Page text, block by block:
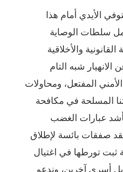
الأيدي أمام هذا
سلطات الوصاية
والأخلاقية
الانهيار شبه التام
المفتعل، ومحاولات
المسلحة في مكافحة
عبارات الغضب
صفقات بائسة لإطلاق
ثبت تورطها في اغتيال
أسرى آخرين، وندعو